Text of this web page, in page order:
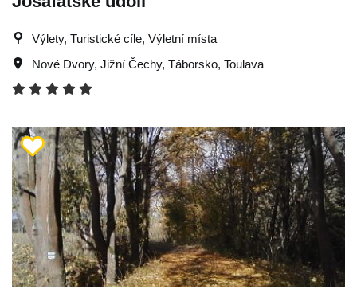
Výlety, Turistické cíle, Výletní místa
Nové Dvory, Jižní Čechy, Táborsko, Toulava